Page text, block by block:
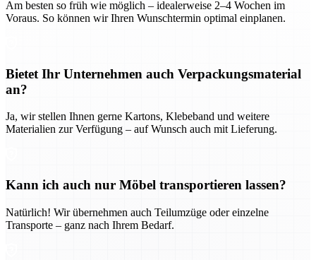
Am besten so früh wie möglich – idealerweise 2–4 Wochen im
Voraus. So können wir Ihren Wunschtermin optimal einplanen.
Bietet Ihr Unternehmen auch Verpackungsmaterial
an?
Ja, wir stellen Ihnen gerne Kartons, Klebeband und weitere
Materialien zur Verfügung – auf Wunsch auch mit Lieferung.
Kann ich auch nur Möbel transportieren lassen?
Natürlich! Wir übernehmen auch Teilumzüge oder einzelne
Transporte – ganz nach Ihrem Bedarf.